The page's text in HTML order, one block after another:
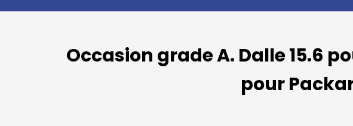
Occasion grade A. Dalle 15.6
pour